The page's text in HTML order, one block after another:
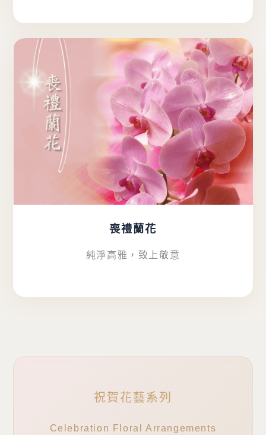
喪禮蘭花
純淨高雅，致上敬意
祝賀花藝系列
Celebration Floral Arrangements